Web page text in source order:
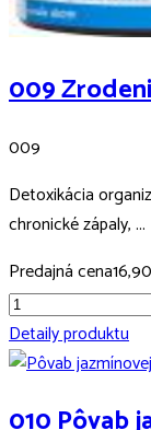
009
009
Detoxikácia
chronické zápaly, ...
Predajná cena
Detaily produktu
010 Pôvab